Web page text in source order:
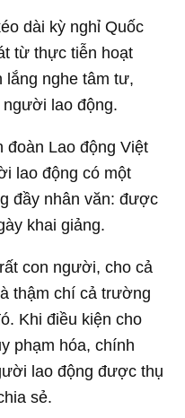
dài kỳ nghỉ Quốc
từ thực tiễn hoạt
lắng nghe tâm tư,
người lao động.
đoàn Lao động Việt
lao động có một
đầy nhân văn: được
khai giảng.
con người, cho cả
thậm chí cả trường
Khi điều kiện cho
phạm hóa, chính
lao động được thụ
sẻ.